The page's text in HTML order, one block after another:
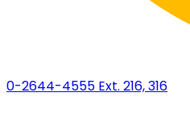
0-2644-4555 Ext. 216, 316